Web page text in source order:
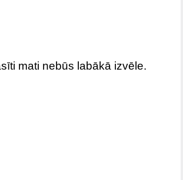
mati nebūs labākā izvēle.